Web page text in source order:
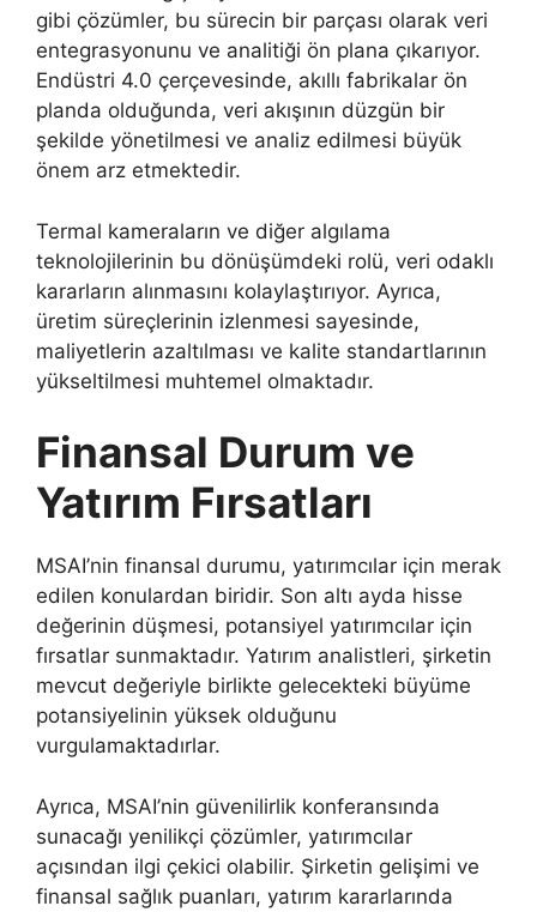
gibi çözümler, bu sürecin bir parçası olarak veri
entegrasyonunu ve analitiği ön plana çıkarıyor.
Endüstri 4.0 çerçevesinde, akıllı fabrikalar ön
planda olduğunda, veri akışının düzgün bir
şekilde yönetilmesi ve analiz edilmesi büyük
önem arz etmektedir.
Termal kameraların ve diğer algılama
teknolojilerinin bu dönüşümdeki rolü, veri odaklı
kararların alınmasını kolaylaştırıyor. Ayrıca,
üretim süreçlerinin izlenmesi sayesinde,
maliyetlerin azaltılması ve kalite standartlarının
yükseltilmesi muhtemel olmaktadır.
Finansal Durum ve
Yatırım Fırsatları
MSAI’nin finansal durumu, yatırımcılar için merak
edilen konulardan biridir. Son altı ayda hisse
değerinin düşmesi, potansiyel yatırımcılar için
fırsatlar sunmaktadır. Yatırım analistleri, şirketin
mevcut değeriyle birlikte gelecekteki büyüme
potansiyelinin yüksek olduğunu
vurgulamaktadırlar.
Ayrıca, MSAI’nin güvenilirlik konferansında
sunacağı yenilikçi çözümler, yatırımcılar
açısından ilgi çekici olabilir. Şirketin gelişimi ve
finansal sağlık puanları, yatırım kararlarında